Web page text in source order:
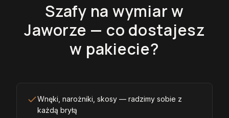
Szafy na wymiar w
Jaworze — co dostajesz
w pakiecie?
Wnęki, narożniki, skosy — radzimy sobie z
każdą bryłą